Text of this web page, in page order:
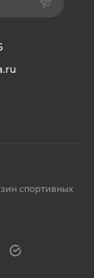
спортивных